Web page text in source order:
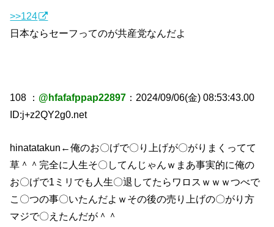
>>124
日本ならセーフってのが共産党なんだよ
108 ： @hfafafppap22897 ：2024/09/06(金) 08:53:43.00
ID:j+z2QY2g0.net
hinatatakun←俺のお〇げで〇り上げが〇がりまくってて
草＾＾完全に人生そ〇してんじゃんｗまあ事実的に俺の
お〇げで1ミリでも人生〇退してたらワロスｗｗｗつべで
こ〇つの事〇いたんだよｗその後の売り上げの〇がり方
マジで〇えたんだが＾＾